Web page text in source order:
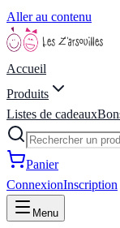
Aller au contenu
Accueil
Produits
Listes de cadeaux
Panier
ConnexionInscription
Menu